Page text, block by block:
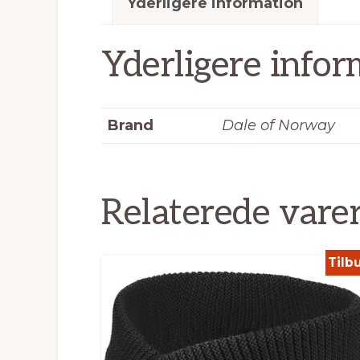
Yderligere
Brand Dale of Norway
Relaterede